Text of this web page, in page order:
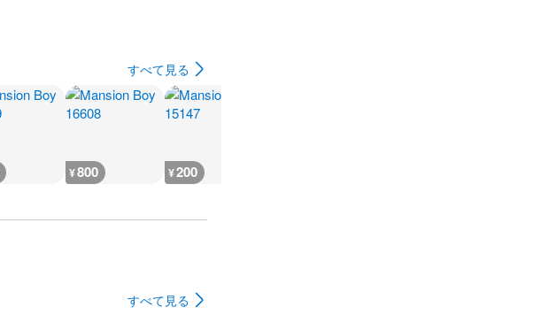
すべて見る
¥800 ¥200
すべて見る